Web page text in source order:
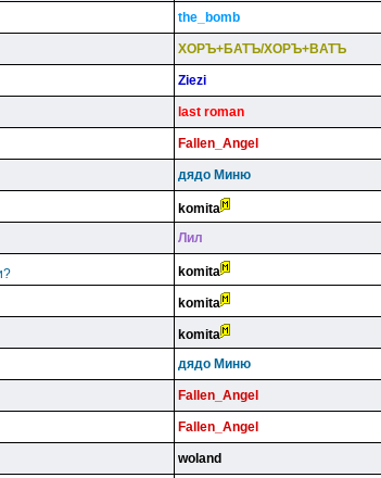
the_bomb
XOPЪ+БATЪ/XOPЪ+BATЪ
Ziezi
last roman
Fallen_Angel
дядo Mиню
komita
Лил
komita
komita
komita
дядo Mиню
Fallen_Angel
Fallen_Angel
woland